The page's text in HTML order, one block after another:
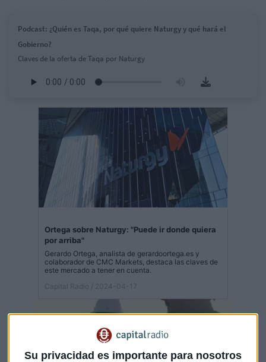
Su privacidad es importante para nosotros
Podcast: ¿Quién es Taqa, por qué quiere Naturgy y qué hará el
Gobierno?
Claves de la oferta de Taqa por Naturgy
Ortega sobre Naturgy: "Puede ir donde quiera
por arriba"
Gerardo Ortega, analista de gerardoortega.es y
colaborador de CMC Markets, destaca las claves de
este mercado a tener en cuenta.
Capital Radio
/ 2024-04-17